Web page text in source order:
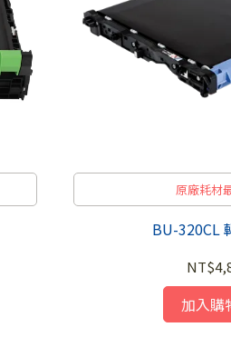
原廠耗材
BU-320CL
加入購